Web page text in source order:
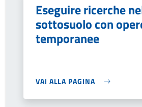
Eseguire ricerche
sottosuolo con
temporanee
VAI ALLA PAGINA